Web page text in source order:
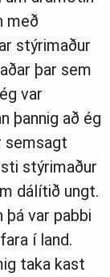
með
stýrimaður
þar sem
var
þannig að ég
semsagt
stýrimaður
dálítið ungt.
var pabbi
í land.
taka kast